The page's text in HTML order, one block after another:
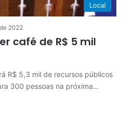
Local
2022
café de R$ 5 mil
R$ 5,3 mil de recursos públicos
300 pessoas na próxima…